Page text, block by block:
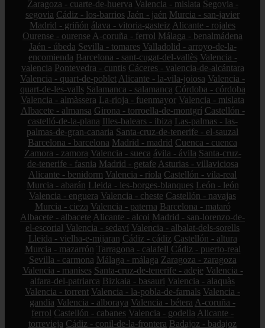
Zaragoza - cuarte-de-huerva Valencia - mislata Segovia -
segovia Cádiz - los-barrios Jaén - jaén Murcia - san-javier
Madrid - griñón álava - vitoria-gasteiz Alicante - rojales
Ourense - ourense A-coruña - ferrol Málaga - benalmádena
Jaén - úbeda Sevilla - tomares Valladolid - arroyo-de-la-
encomienda Barcelona - sant-cugat-del-vallès Valencia -
valencia Pontevedra - cuntis Cáceres - valencia-de-alcántara
Valencia - quart-de-poblet Alicante - la-vila-joiosa Valencia -
quart-de-les-valls Salamanca - salamanca Córdoba - córdoba
Valencia - almàssera La-rioja - fuenmayor Valencia - mislata
Albacete - almansa Girona - torroella-de-montgrí Castellón -
castelló-de-la-plana Illes-balears - ibiza Las-palmas - las-
palmas-de-gran-canaria Santa-cruz-de-tenerife - el-sauzal
Barcelona - barcelona Madrid - madrid Cuenca - cuenca
Zamora - zamora Valencia - sueca ávila - ávila Santa-cruz-
de-tenerife - fasnia Madrid - getafe Asturias - villaviciosa
Alicante - benidorm Valencia - riola Castellón - vila-real
Murcia - abarán Lleida - les-borges-blanques León - león
Valencia - enguera Valencia - cheste Castellón - navajas
Murcia - cieza Valencia - paterna Barcelona - mataró
Albacete - albacete Alicante - alcoi Madrid - san-lorenzo-de-
el-escorial Valencia - sedaví Valencia - albalat-dels-sorells
Lleida - vielha-e-mijaran Cádiz - cádiz Castellón - altura
Murcia - mazarrón Tarragona - calafell Cádiz - puerto-real
Sevilla - carmona Málaga - málaga Zaragoza - zaragoza
Valencia - manises Santa-cruz-de-tenerife - adeje Valencia -
alfara-del-patriarca Bizkaia - basauri Valencia - alaquàs
Valencia - torrent Valencia - la-pobla-de-farnals Valencia -
gandia Valencia - alboraya Valencia - bétera A-coruña -
ferrol Castellón - cabanes Valencia - godella Alicante -
torrevieja Cádiz - conil-de-la-frontera Badajoz - badajoz